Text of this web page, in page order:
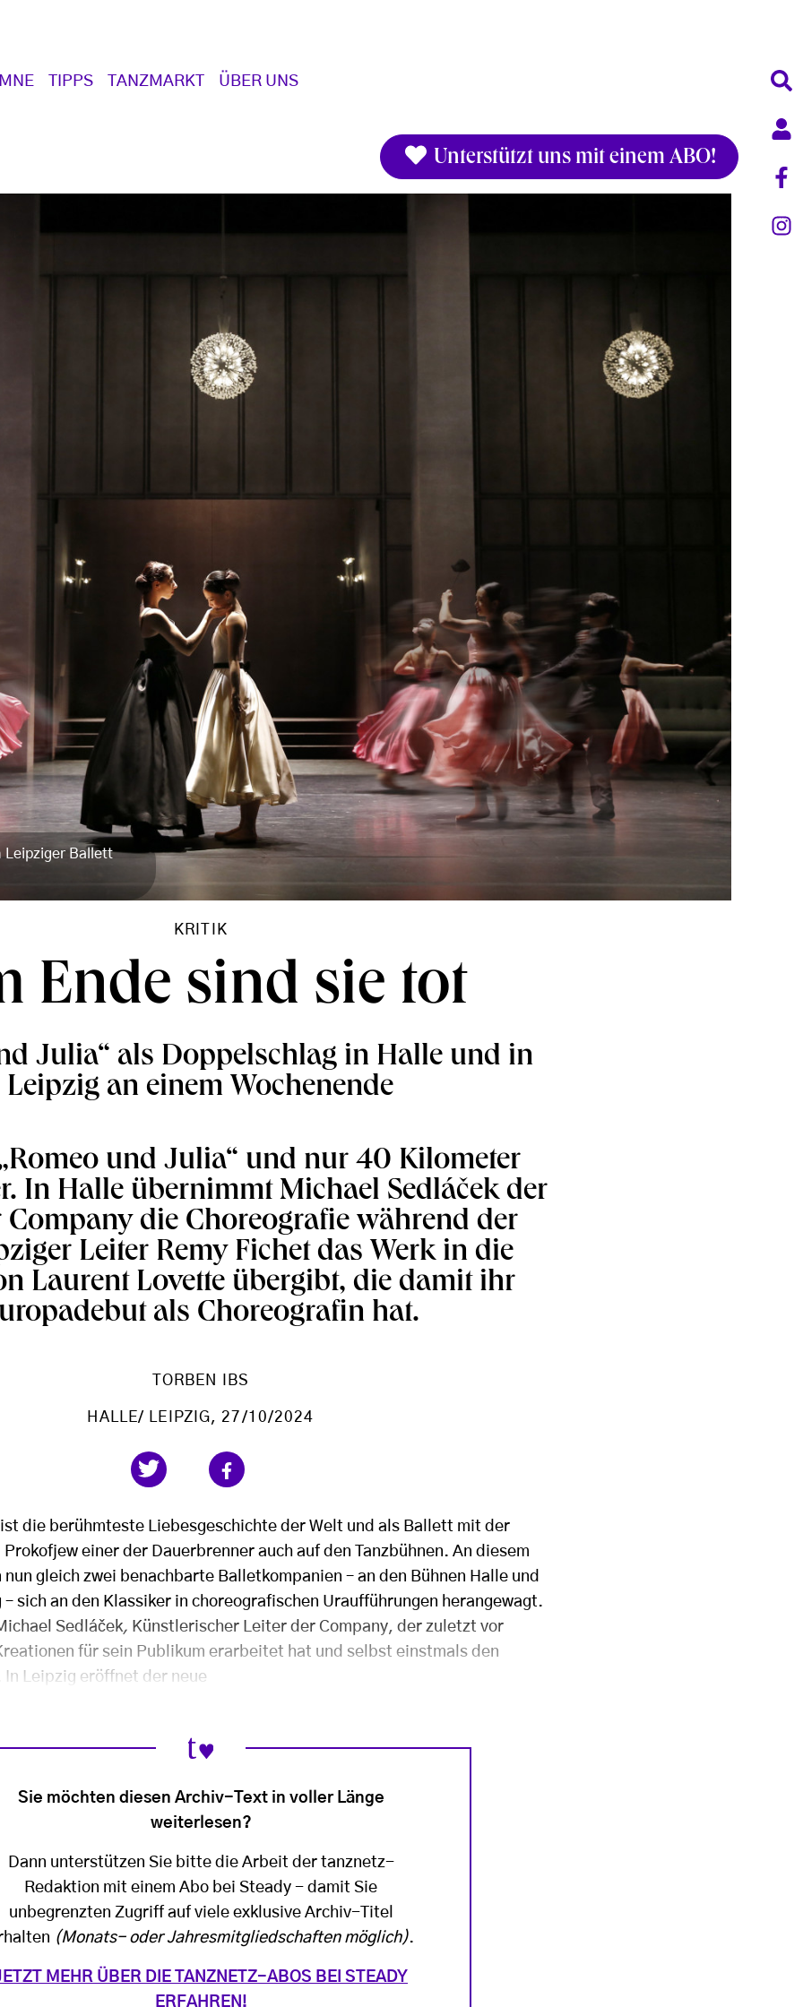
TIPPS TANZMARKT ÜBER UNS
Unterstützt uns mit einem ABO!
Leipziger Ballett
KRITIK
Ende sind sie tot
Julia“ als Doppelschlag in Halle und in
Leipzig an einem Wochenende
und Julia“ und nur 40 Kilometer
In Halle übernimmt Michael Sedláček der
Company die Choreografie während der
Leiter Remy Fichet das Werk in die
Laurent Lovette übergibt, die damit ihr
als Choreografin hat.
TORBEN IBS
HALLE/ LEIPZIG, 27/10/2024
die berühmteste Liebesgeschichte der Welt und als Ballett mit der
Prokofjew einer der Dauerbrenner auch auf den Tanzbühnen. An diesem
nun gleich zwei benachbarte Balletkompanien – an den Bühnen Halle und
sich an den Klassiker in choreografischen Uraufführungen herangewagt.
Sedláček, Künstlerischer Leiter der Company, der zuletzt vor
für sein Publikum erarbeitet hat und selbst einstmals den
Leipzig eröffnet der neue
Sie möchten diesen Archiv-Text in voller Länge
weiterlesen?
Dann unterstützen Sie bitte die Arbeit der tanznetz-
Redaktion mit einem Abo bei Steady - damit Sie
unbegrenzten Zugriff auf viele exklusive Archiv-Titel
(Monats- oder Jahresmitgliedschaften möglich).
MEHR ÜBER DIE TANZNETZ-ABOS BEI STEADY
ERFAHREN!